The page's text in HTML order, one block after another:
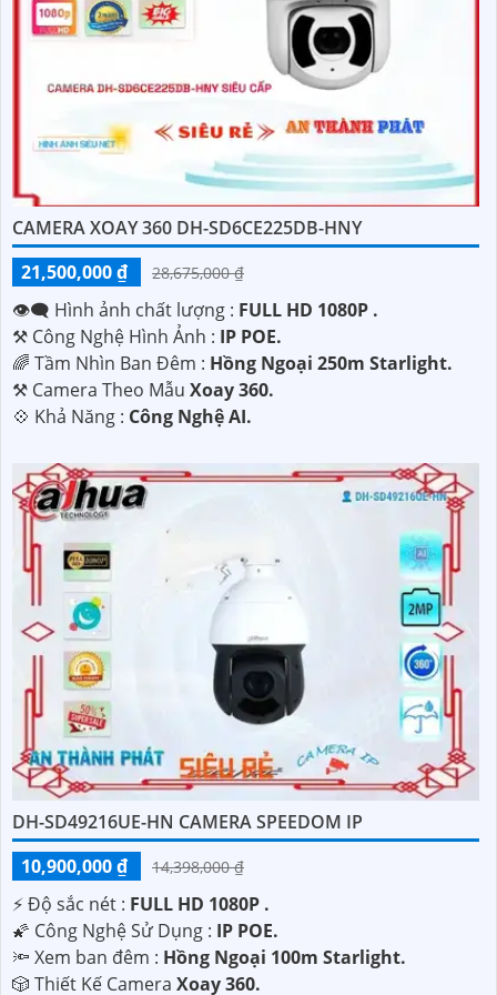
CAMERA XOAY 360 DH-SD6CE225DB-HNY
21,500,000 ₫
28,675,000 ₫
👁️‍🗨 Hình ảnh chất lượng : FULL HD 1080P .
⚒ Công Nghệ Hình Ảnh : IP POE.
🌈 Tầm Nhìn Ban Đêm : Hồng Ngoại 250m Starlight.
⚒ Camera Theo Mẫu Xoay 360.
️💠 Khả Năng : Công Nghệ AI.
DH-SD49216UE-HN CAMERA SPEEDOM IP
10,900,000 ₫
14,398,000 ₫
️⚡ Độ sắc nét : FULL HD 1080P .
🌠 Công Nghệ Sử Dụng : IP POE.
🔦 Xem ban đêm : Hồng Ngoại 100m Starlight.
🎲 Thiết Kế Camera Xoay 360.